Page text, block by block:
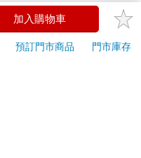
供7天的猶豫期：
約時即將逾期。（如：生
。（客製化商品）
加入購物車
預訂門市商品
門市庫存